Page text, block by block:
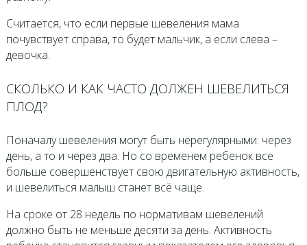
Считается, что если первые шевеления мама
почувствует справа, то будет мальчик, а если слева –
девочка.
СКОЛЬКО И КАК ЧАСТО ДОЛЖЕН ШЕВЕЛИТЬСЯ
ПЛОД?
Поначалу шевеления могут быть нерегулярными: через
день, а то и через два. Но со временем ребенок все
больше совершенствует свою двигательную активность,
и шевелиться малыш станет всё чаще.
На сроке от 28 недель по нормативам шевелений
должно быть не меньше десяти за день. Активность